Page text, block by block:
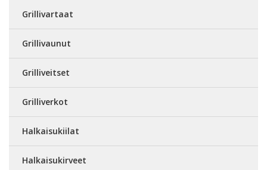
Grillivartaat
Grillivaunut
Grilliveitset
Grilliverkot
Halkaisukiilat
Halkaisukirveet